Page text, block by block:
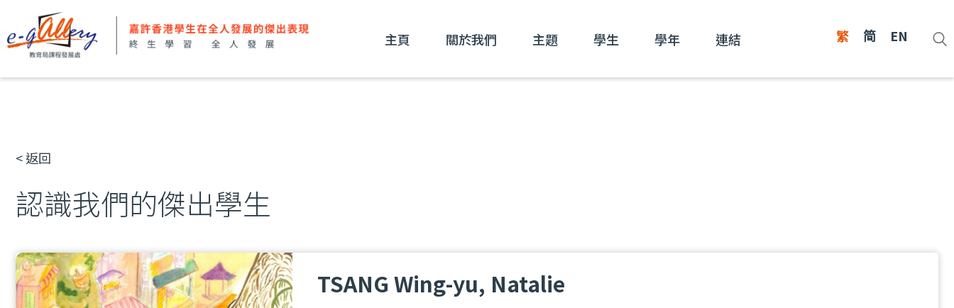
主頁 關於我們 主題 學生 學年 連結 繁 简 EN
< 返回
認識我們的傑出學生
TSANG Wing-yu, Natalie